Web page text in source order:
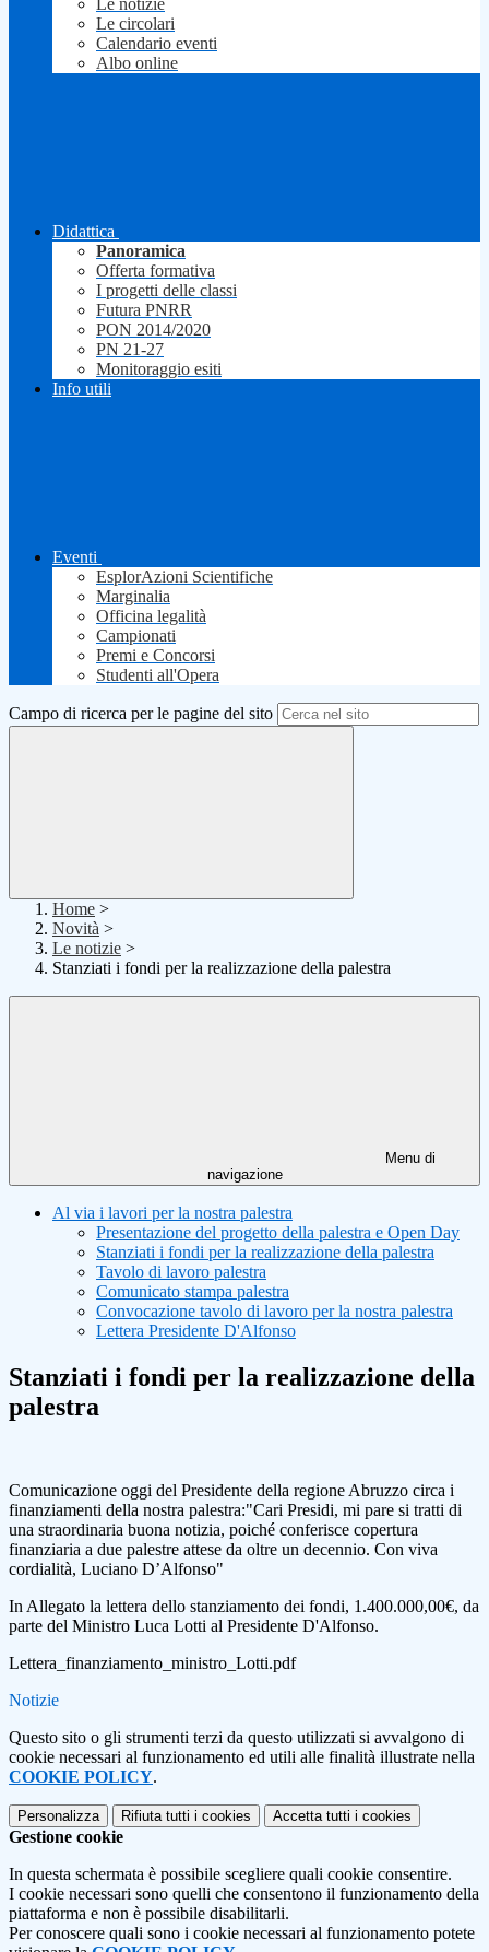
Le notizie
Le circolari
Calendario eventi
Albo online
Didattica
Panoramica
Offerta formativa
I progetti delle classi
Futura PNRR
PON 2014/2020
PN 21-27
Monitoraggio esiti
Info utili
Eventi
EsplorAzioni Scientifiche
Marginalia
Officina legalità
Campionati
Premi e Concorsi
Studenti all'Opera
Campo di ricerca per le pagine del sito
Home >
Novità >
Le notizie >
Stanziati i fondi per la realizzazione della palestra
Menu di
navigazione
Al via i lavori per la nostra palestra
Presentazione del progetto della palestra e Open Day
Stanziati i fondi per la realizzazione della palestra
Tavolo di lavoro palestra
Comunicato stampa palestra
Convocazione tavolo di lavoro per la nostra palestra
Lettera Presidente D'Alfonso
Stanziati i fondi per la realizzazione della
palestra
Comunicazione oggi del Presidente della regione Abruzzo circa i
finanziamenti della nostra palestra:"Cari Presidi, mi pare si tratti di
una straordinaria buona notizia, poiché conferisce copertura
finanziaria a due palestre attese da oltre un decennio. Con viva
cordialità, Luciano D’Alfonso"
In Allegato la lettera dello stanziamento dei fondi, 1.400.000,00€, da
parte del Ministro Luca Lotti al Presidente D'Alfonso.
Lettera_finanziamento_ministro_Lotti.pdf
Notizie
Questo sito o gli strumenti terzi da questo utilizzati si avvalgono di
cookie necessari al funzionamento ed utili alle finalità illustrate nella
COOKIE POLICY.
Personalizza Rifiuta tutti i cookies Accetta tutti i cookies
Gestione cookie
In questa schermata è possibile scegliere quali cookie consentire.
I cookie necessari sono quelli che consentono il funzionamento della
piattaforma e non è possibile disabilitarli.
Per conoscere quali sono i cookie necessari al funzionamento potete